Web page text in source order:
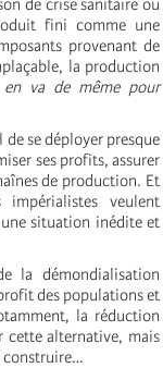
de crise sanitaire ou
fini comme une
provenant de
la production
va de même pour
se déployer presque
ses profits, assurer
de production. Et
veulent
situation inédite et
la démondialisation
des populations et
la réduction
cette alternative, mais
construire…